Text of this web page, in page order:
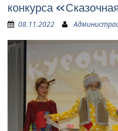
конкурса
08.11.2022